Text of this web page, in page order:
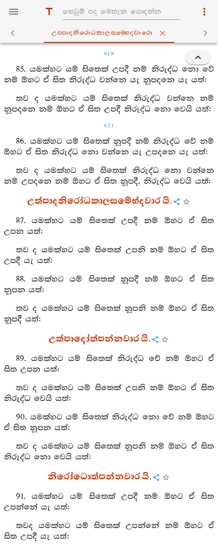
උප‍්පාදනිරොධකාලසම‍්භෙදවාරො
619
85. යමක්හට යම් සිතෙක් උපදී නම් නිරුද්ධ නො වේ
නම් ඕහට ඒ සිත නිරුද්ධ වන්නෙ යැ නූපදනෙ යැ යත්:
තව ද යමක්හට යම් සිතෙක් නිරුද්ධ වන්නෙ නම්
නූපදනෙ නම් ඕහට ඒ සිත උපදී නිරුද්ධ නො වෙයි යත්:
621
86. යමක්හට යම් සිතෙක් නූපදී නම් නිරුද්ධ වේ නම්
ඕහට ඒ සිත නිරුද්ධ නො වන්නෙ යැ උපදනෙ යැ යත්:
තව ද යමක්හට යම් සිතෙක් නිරුද්ධ නො වන්නෙ
නම් උපදනෙ නම් ඕහට ඒ සිත නූපදී, නිරුද්ධ වෙයි යත්:
උත්පාදනිරෝධකාලසම්‍භේදවාර යි.
87. යමක්හට යම් සිතෙක් උපදී නම් ඕහට ඒ සිත
උපන යත්:
තව ද යමක්හට යම් සිතෙක් උපනි නම් ඕහට ඒ සිත
උපදී යැ යත්:
88. යමක්හට යම් සිතෙක් නූපදී නම් ඕහට ඒ සිත
නූපන යත්:
තව ද යමක්හට යම් සිතෙක් නූපනි නම් ඕහට ඒ සිත
නූපදී යත්:
උත්පාදෝත්පන්නවාර යි.
89. යමක්හට යම් සිතෙක් නිරුද්ධ වේ නම් ඕහට ඒ
සිත උපන යත්:
තව ද යමක්හට යම් සිතෙක් උපනි නම් ඕහට ඒ සිත
නිරුද්ධ වෙයි යත්:
90. යමක්හට යම් සිතෙක් නිරුද්ධ නො වේ නම් ඕහට
ඒ සිත නූපන යත්:
තව ද යමක්හට යම් සිතෙක් නූපනි නම් ඕහට ඒ සිත
නිරුද්ධ නො වෙයි යත්:
නිරෝධොත්පන්නවාර යි.
91. යමක්හට යම් සිතෙක් උපදී නම් ඕහට ඒ සිත
උපන්නේ යැ යත්:
තවද යමක්හට යම් සිතෙක් උපන්නේ නම් ඕහට ඒ
සිත උපදී යැ යත්: